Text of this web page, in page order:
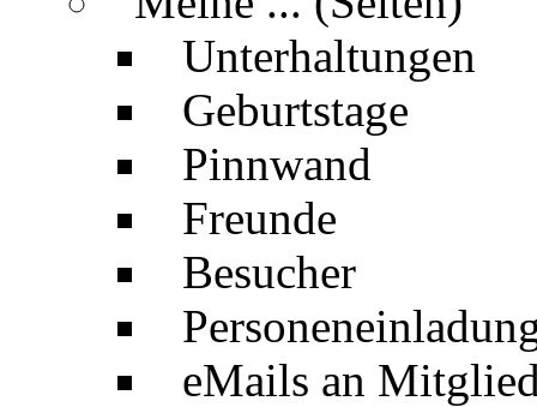
Unterhaltungen
Geburtstage
Pinnwand
Freunde
Besucher
eMails an